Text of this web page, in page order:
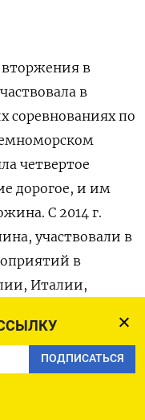
ПОДПИСАТЬСЯ
вторжения в
в
соревнованиях по
четвертое
дорогое, и им
С 2014 г.
участвовали в
в
Италии,
конного
они выступали,